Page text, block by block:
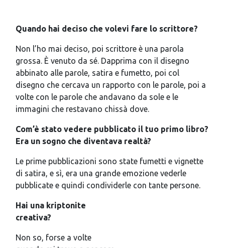
Quando hai deciso che volevi fare lo scrittore?
Non l’ho mai deciso, poi scrittore è una parola
grossa. È venuto da sé. Dapprima con il disegno
abbinato alle parole, satira e fumetto, poi col
disegno che cercava un rapporto con le parole, poi a
volte con le parole che andavano da sole e le
immagini che restavano chissà dove.
Com’è stato vedere pubblicato il tuo primo libro?
Era un sogno che diventava realtà?
Le prime pubblicazioni sono state fumetti e vignette
di satira, e sì, era una grande emozione vederle
pubblicate e quindi condividerle con tante persone.
Hai una kriptonite
creativa?
Non so, forse a volte